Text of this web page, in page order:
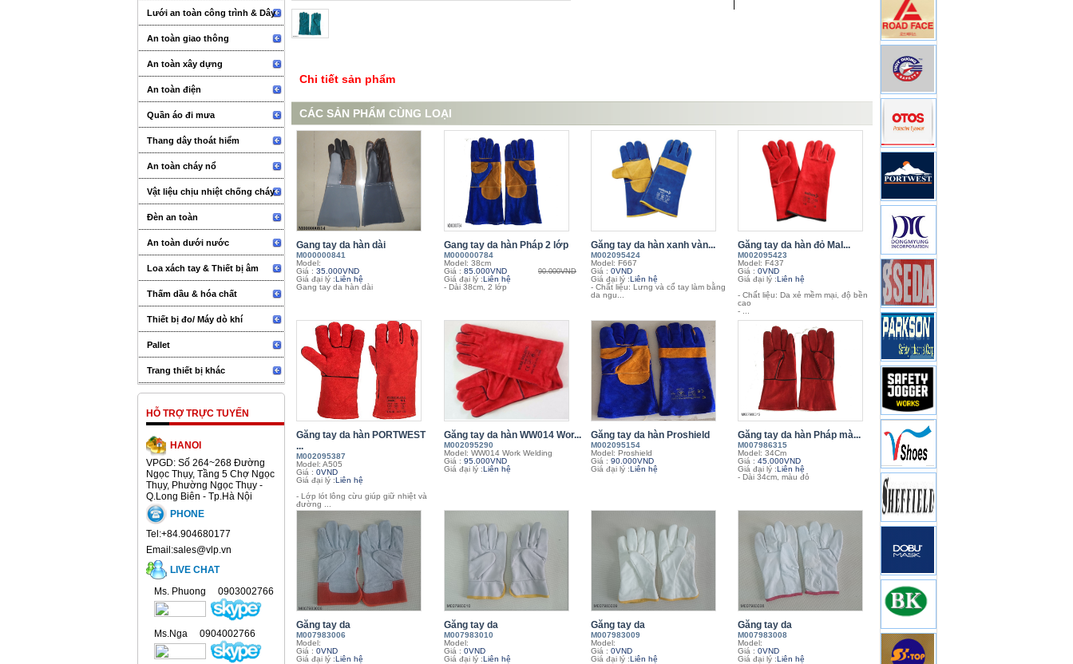
Lưới an toàn công trình & Dây
An toàn giao thông
An toàn xây dựng
An toàn điện
Quần áo đi mưa
Thang dây thoát hiểm
An toàn cháy nổ
Vật liệu chịu nhiệt chống cháy
Đèn an toàn
An toàn dưới nước
Loa xách tay & Thiết bị âm
thanh sự kiện
Thấm dầu & hóa chất
Thiết bị đo/ Máy dò khí
Pallet
Trang thiết bị khác
HỖ TRỢ TRỰC TUYẾN
HANOI
VPGD: Số 264~268 Đường
Ngọc Thụy, Tầng 5 Chợ Ngọc
Thụy, Phường Ngọc Thụy -
Q.Long Biên - Tp.Hà Nội
PHONE
Tel:+84.904680177
Email:sales@vlp.vn
LIVE CHAT
Ms. Phuong 0903002766
Ms.Nga 0904002766
Chi tiết sản phẩm
CÁC SẢN PHẨM CÙNG LOẠI
Gang tay da hàn dài
M000000841
Model:
Giá : 35.000VND
Giá đại lý :Liên hệ
Gang tay da hàn dài
Gang tay da hàn Pháp 2 lớp
M000000784
Model: 38cm
Giá : 85.000VND 90.000VND
Giá đại lý :Liên hệ
- Dài 38cm, 2 lớp
Găng tay da hàn xanh vàn...
M002095424
Model: F667
Giá : 0VND
Giá đại lý :Liên hệ
- Chất liệu: Lưng và cổ tay làm bằng
da ngu...
Găng tay da hàn đỏ Mal...
M002095423
Model: F437
Giá : 0VND
Giá đại lý :Liên hệ
- Chất liệu: Da xẻ mềm mại, độ bền
cao
- ...
Găng tay da hàn PORTWEST
...
M002095387
Model: A505
Giá : 0VND
Giá đại lý :Liên hệ
- Lớp lót lông cừu giúp giữ nhiệt và
đường ...
Găng tay da hàn WW014 Wor...
M002095290
Model: WW014 Work Welding
Giá : 95.000VND
Giá đại lý :Liên hệ
Găng tay da hàn Proshield
M002095154
Model: Proshield
Giá : 90.000VND
Giá đại lý :Liên hệ
Găng tay da hàn Pháp mà...
M007986315
Model: 34Cm
Giá : 45.000VND
Giá đại lý :Liên hệ
- Dài 34cm, màu đỏ
Găng tay da
M007983006
Model:
Giá : 0VND
Giá đại lý :Liên hệ
Găng tay da
M007983010
Model:
Giá : 0VND
Giá đại lý :Liên hệ
Găng tay da
M007983009
Model:
Giá : 0VND
Giá đại lý :Liên hệ
Găng tay da
M007983008
Model:
Giá : 0VND
Giá đại lý :Liên hệ